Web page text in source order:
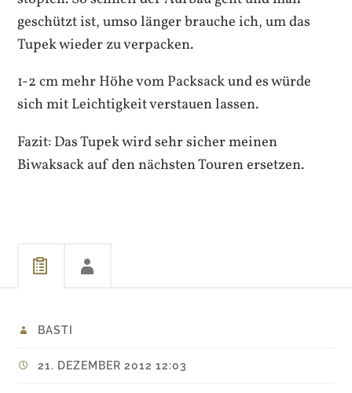
geschützt ist, umso länger brauche ich, um das
Tupek wieder zu verpacken.
1-2 cm mehr Höhe vom Packsack und es würde
sich mit Leichtigkeit verstauen lassen.
Fazit: Das Tupek wird sehr sicher meinen
Biwaksack auf den nächsten Touren ersetzen.
BASTI
21. DEZEMBER 2012 12:03